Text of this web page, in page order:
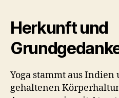
Herkunft und
Yoga stammt aus
gehaltenen